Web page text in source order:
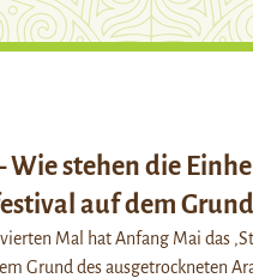
Wie stehen die
auf dem Grund
Mal hat Anfang Mai das
Grund des ausgetrockneten